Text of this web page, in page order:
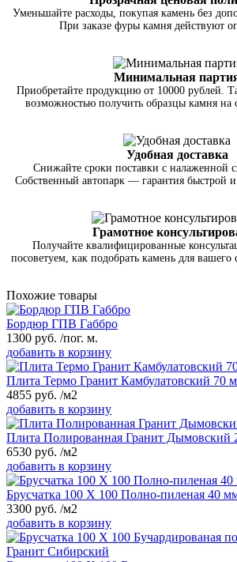
Уменьшайте расходы, покупая камень без
При заказе фуры камня действуют
Минимальная
Приобретайте продукцию от 10000 рублей.
возможностью получить образцы камня на
Удобная доставка
Снижайте сроки поставки с налаженной
Собственный автопарк — гарантия быстрой и
Грамотное
Получайте квалифицированные
посоветуем, как подобрать камень для вашего
Похожие товары
Бордюр ГПВ Габбро
1300 руб. /пог. м.
добавить в корзину
Плита Термо Гранит Камбулатовский 70
4855 руб. /м2
добавить в корзину
Плита Полированная Гранит Дымовский
6530 руб. /м2
добавить в корзину
Брусчатка 100 Х 100 Полно-пиленая 40
3300 руб. /м2
добавить в корзину